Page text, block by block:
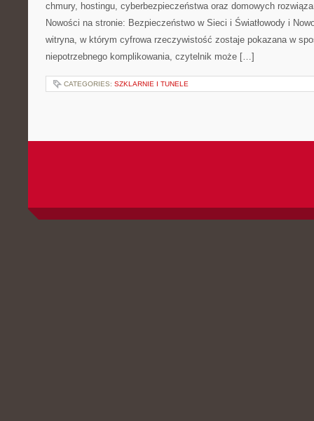
chmury, hostingu, cyberbezpieczeństwa oraz domowych
Nowości na stronie: Bezpieczeństwo w Sieci i Światłowody i
witryna, w którym cyfrowa rzeczywistość zostaje pokazana w
niepotrzebnego komplikowania, czytelnik może […]
CATEGORIES: SZKLARNIE I TUNELE